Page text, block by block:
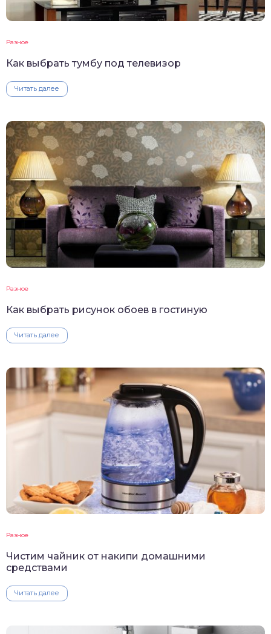
Разное
Как выбрать тумбу под телевизор
Читать далее
Разное
Как выбрать рисунок обоев в гостиную
Читать далее
Разное
Чистим чайник от накипи домашними
средствами
Читать далее